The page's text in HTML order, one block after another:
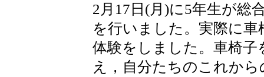
2月17日(月)に5年生が総
を行いました。実際に
体験をしました。車椅
え，自分たちのこれか